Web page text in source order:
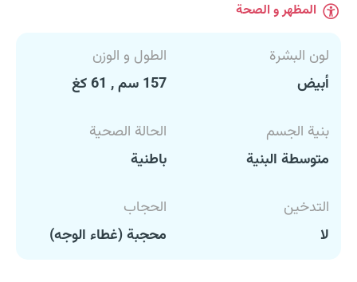
المظهر و الصحة
لون البشرة
أبيض
الطول و الوزن
157 سم , 61 كغ
بنية الجسم
متوسطة البنية
الحالة الصحية
باطنية
التدخين
لا
الحجاب
محجبة (غطاء الوجه)